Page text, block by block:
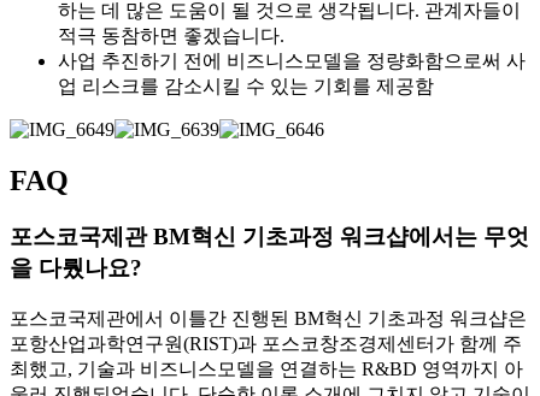
하는 데 많은 도움이 될 것으로 생각됩니다. 관계자들이
적극 동참하면 좋겠습니다.
사업 추진하기 전에 비즈니스모델을 정량화함으로써 사
업 리스크를 감소시킬 수 있는 기회를 제공함
FAQ
포스코국제관 BM혁신 기초과정 워크샵에서는 무엇
을 다뤘나요?
포스코국제관에서 이틀간 진행된 BM혁신 기초과정 워크샵은
포항산업과학연구원(RIST)과 포스코창조경제센터가 함께 주
최했고, 기술과 비즈니스모델을 연결하는 R&BD 영역까지 아